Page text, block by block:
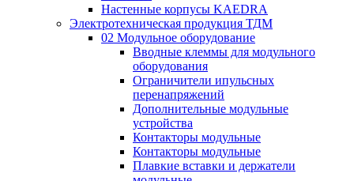
Настенные корпусы KAEDRA
Электротехническая продукция ТДМ
02 Модульное оборудование
Вводные клеммы для модульного
оборудования
Ограничители ипульсных
перенапряжений
Дополнительные модульные
устройства
Контакторы модульные
Контакторы модульные
Плавкие вставки и держатели